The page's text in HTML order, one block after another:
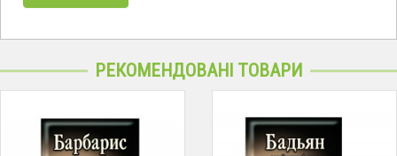
РЕКОМЕНДОВАНІ ТОВАРИ